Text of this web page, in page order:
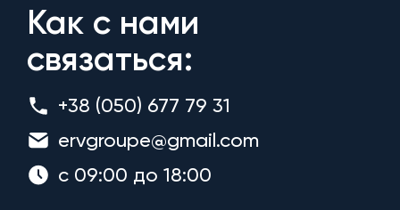
Как с нами
связаться:
+38 (050) 677 79 31
ervgroupe@gmail.com
с 09:00 до 18:00